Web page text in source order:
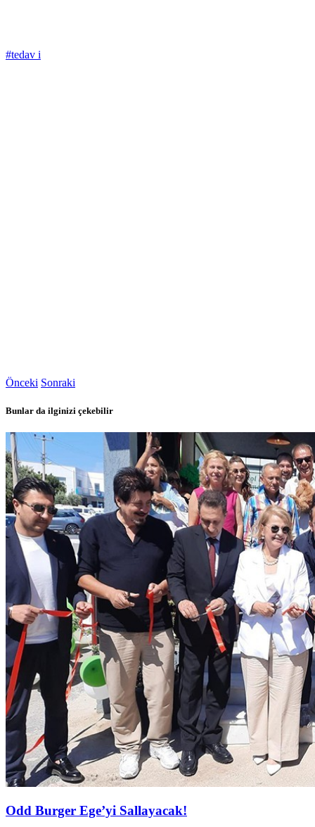
#tedav i
Önceki Sonraki
Bunlar da ilginizi çekebilir
Odd Burger Ege’yi Sallayacak!